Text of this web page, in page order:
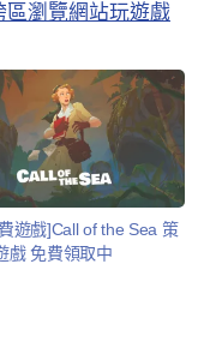
區瀏覽網站玩遊戲
遊戲]Call of the Sea 策
戲 免費領取中